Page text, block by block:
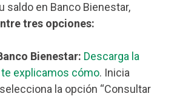
saldo en Banco Bienestar,
tres opciones:
Bienestar: Descarga la
te explicamos cómo. Inicia
la opción “Consultar